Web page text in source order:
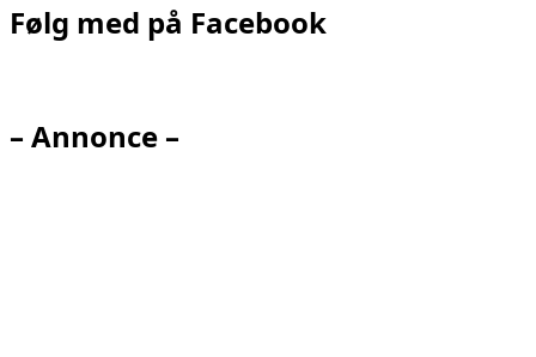
Følg med på Facebook
– Annonce –